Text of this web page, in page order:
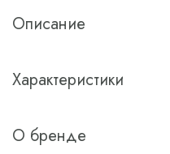
Описание
Характеристики
О бренде